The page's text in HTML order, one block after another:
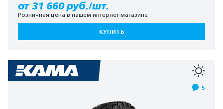
от 31 660 руб./шт.
Розничная цена в нашем интернет-магазине
КУПИТЬ
5